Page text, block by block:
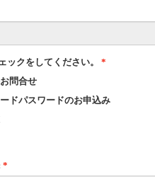
ックをしてください。 *
問合せ
ドパスワードのお申込み
*